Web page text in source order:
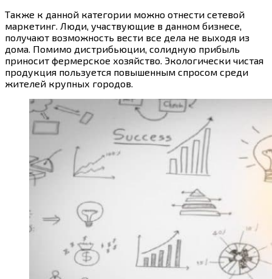
Также к данной категории можно отнести сетевой
маркетинг. Люди, участвующие в данном бизнесе,
получают возможность вести все дела не выходя из
дома. Помимо дистрибьюции, солидную прибыль
приносит фермерское хозяйство. Экологически чистая
продукция пользуется повышенным спросом среди
жителей крупных городов.